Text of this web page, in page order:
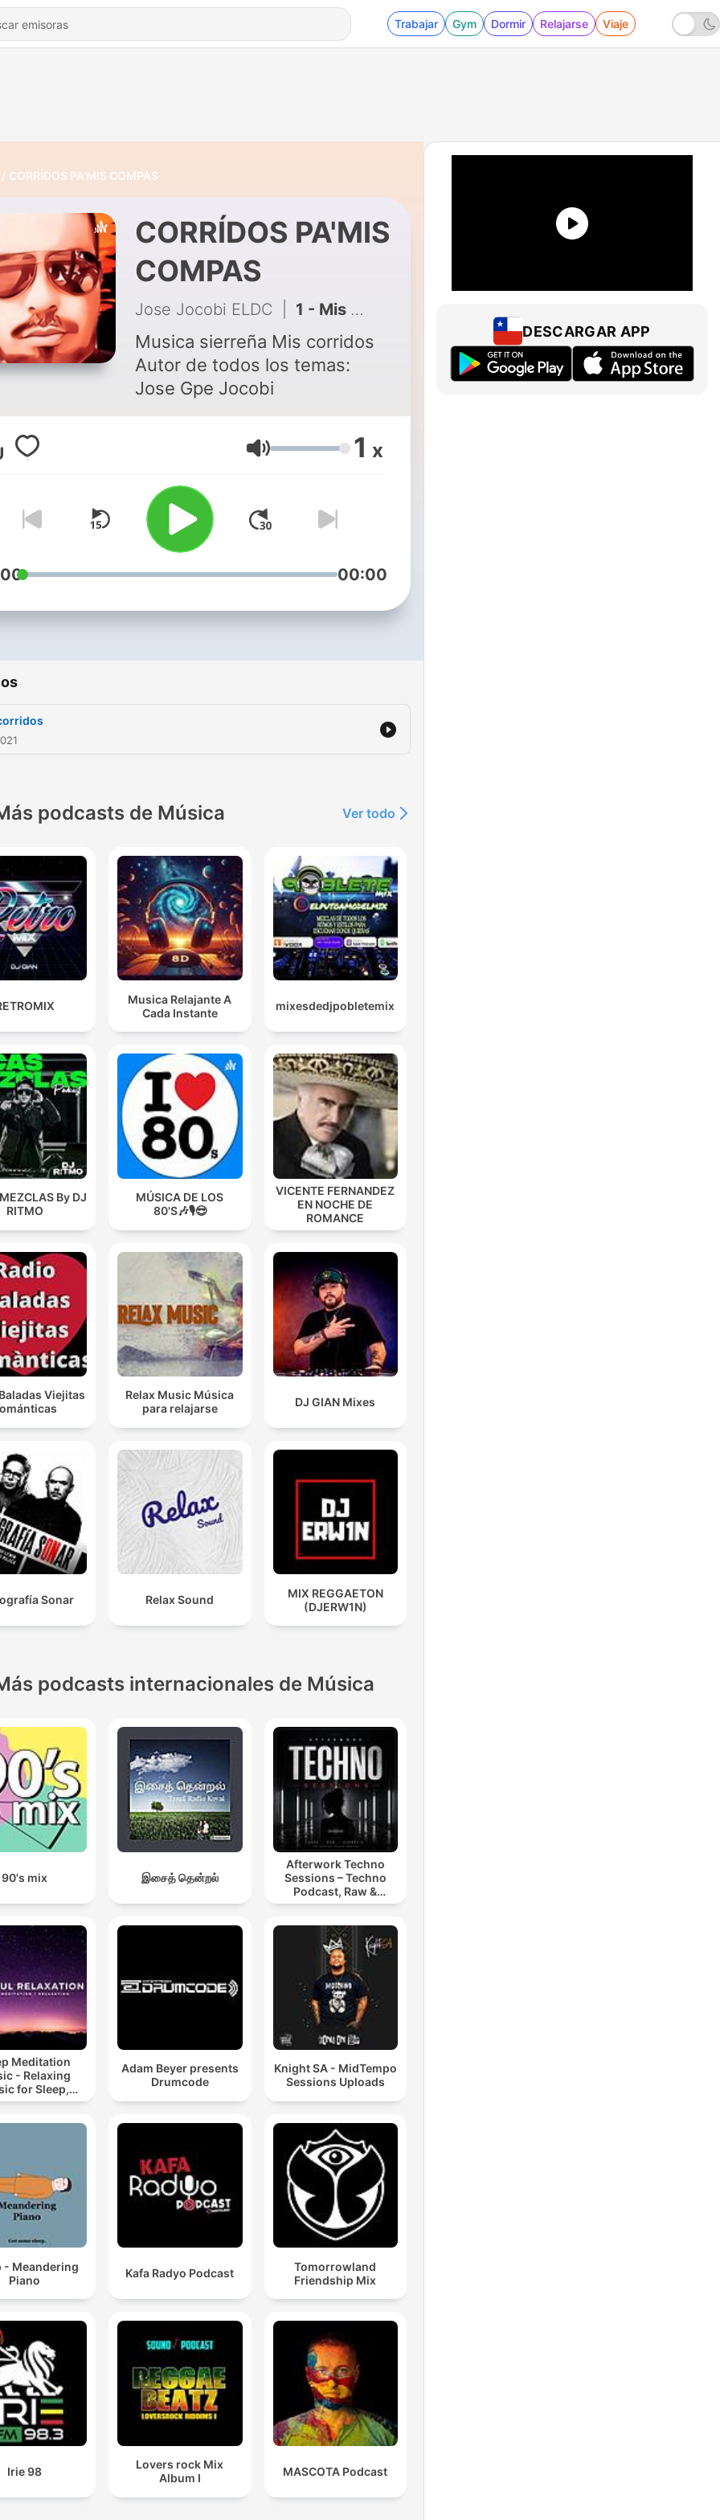
Trabajar Gym Dormir Relajarse Viaje
CORRÍDOS PA'MIS COMPAS
CORRÍDOS PA'MIS
COMPAS
Jose Jocobi ELDC 1 - Mis corridos
Musica sierreña Mis corridos
Autor de todos los temas:
Jose Gpe Jocobi
Volumen 1 x
00:00
podcasts de Música Ver todo
Musica Relajante A
Cada Instante
mixesdedjpobletemix
By DJ
RITMO
MÚSICA DE LOS
80'S🎶🎙️😎
VICENTE FERNANDEZ
EN NOCHE DE
ROMANCE
Viejitas
Relax Music Música
para relajarse
DJ GIAN Mixes
Sonar Relax Sound
MIX REGGAETON
(DJERW1N)
podcasts internacionales de Música
90's mix இசைத் தென்றல்
Afterwork Techno
Sessions – Techno
Podcast, Raw &
Hypnotic Techno
Meditation
- Relaxing
for Sleep,
&
Adam Beyer presents
Drumcode
Knight SA - MidTempo
Sessions Uploads
- Meandering
Piano
Kafa Radyo Podcast
Tomorrowland
Friendship Mix
Irie 98
Lovers rock Mix
Album I
MASCOTA Podcast
DESCARGAR APP